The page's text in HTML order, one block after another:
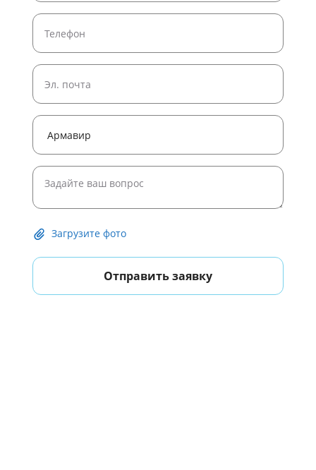
Широкоформатная печать рулонами
Печать плакатов формата A4
Печать плакатов и постеров
Печать черно белых постеров
Печать плакатов формата A1
Печать плакатов формата A0
Печать постера 50 на 50 на заказ
Печать постеров на холсте
Загрузите фото
Отправить заявку